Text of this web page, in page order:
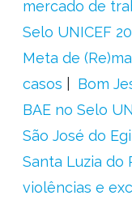
mercado de
Selo UNICEF
Meta de
casos
Bom
BAE no Selo
São José do
Santa Luzia do
violências e